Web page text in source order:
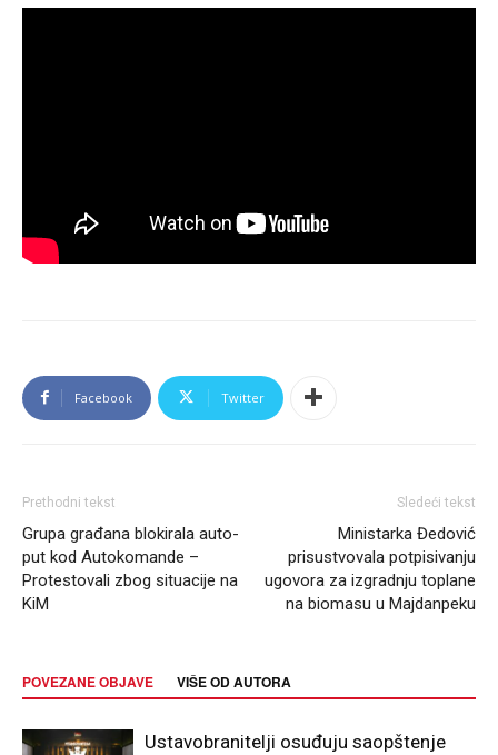
Facebook Twitter
Prethodni tekst
Grupa građana blokirala auto-
put kod Autokomande –
Protestovali zbog situacije na
KiM
Sledeći tekst
Ministarka Đedović
prisustvovala potpisivanju
ugovora za izgradnju toplane
na biomasu u Majdanpeku
POVEZANE OBJAVE VIŠE OD AUTORA
Ustavobranitelji osuđuju saopštenje